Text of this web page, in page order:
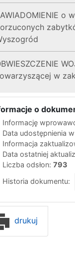
o
w
o
Informację
Data udostępnienia w
Informacja
Data ostatniej
Liczba odsłon: 793
Historia dokumentu:
drukuj